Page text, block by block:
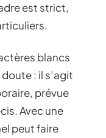
est strict,
blancs
: il s’agit
prévue
Avec une
peut faire